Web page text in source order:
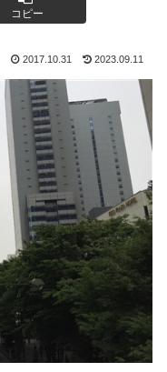
コピー
2017.10.31 2023.09.11